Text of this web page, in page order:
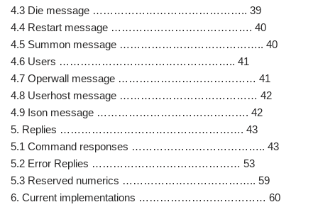
4.3 Die message …………………………………….. 39
4.4 Restart message …………………………………. 40
4.5 Summon message ………………………………….. 40
4.6 Users ………………………………………….. 41
4.7 Operwall message ………………………………… 41
4.8 Userhost message ………………………………… 42
4.9 Ison message ……………………………………. 42
5. Replies ……………………………………………. 43
5.1 Command responses ……………………………….. 43
5.2 Error Replies …………………………………… 53
5.3 Reserved numerics ……………………………….. 59
6. Current implementations ……………………………… 60